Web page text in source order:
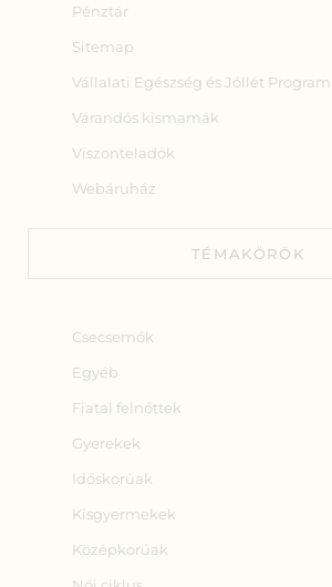
Pénztár
Sitemap
Vállalati Egészség és Jóllét Program
Várandós kismamák
Viszonteladók
Webáruház
TÉMAKÖRÖK
Csecsemők
Egyéb
Fiatal felnőttek
Gyerekek
Időskorúak
Kisgyermekek
Középkorúak